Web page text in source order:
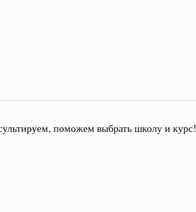
поможем выбрать школу и курс!